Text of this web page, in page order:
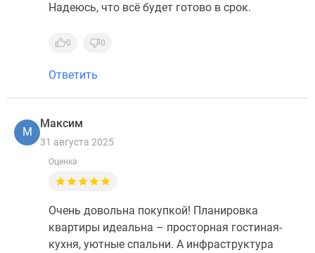
Надеюсь, что всё будет готово в срок.
0 0
Ответить
М
Максим
31 августа 2025
Оценка
Очень довольна покупкой! Планировка
квартиры идеальна – просторная гостиная-
кухня, уютные спальни. А инфраструктура